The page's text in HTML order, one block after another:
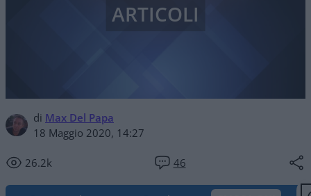
di Max Del Papa
18 Maggio 2020, 14:27
26.2k 46
ARTICOLI